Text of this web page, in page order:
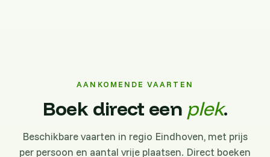
AANKOMENDE VAARTEN
Boek direct een plek.
Beschikbare vaarten in regio Eindhoven, met prijs
per persoon en aantal vrije plaatsen. Direct boeken